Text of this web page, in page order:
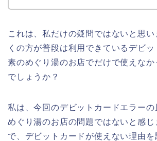
これは、私だけの疑問ではないと思い
くの方が普段は利用できているデビ
素のめぐり湯のお店でだけで使えなか
でしょうか？
私は、今回のデビットカードエラー
めぐり湯のお店の問題ではないと感
で、デビットカードが使えない理由を